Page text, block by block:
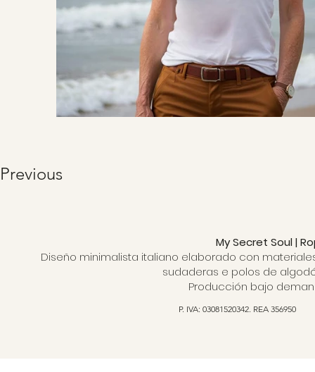
Previous
My Secret Soul |
Diseño minimalista italiano elaborado con
sudaderas e polos de
Producción bajo
P. IVA: 03081520342. REA 356950